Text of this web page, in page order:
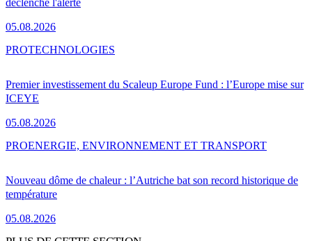
05.08.2026
Premier investissement du Scaleup Europe Fund : l’Europe mise sur
ICEYE
05.08.2026
PROTECHNOLOGIES
Nouveau dôme de chaleur : l’Autriche bat son record historique de
température
05.08.2026
PROENERGIE, ENVIRONNEMENT ET TRANSPORT